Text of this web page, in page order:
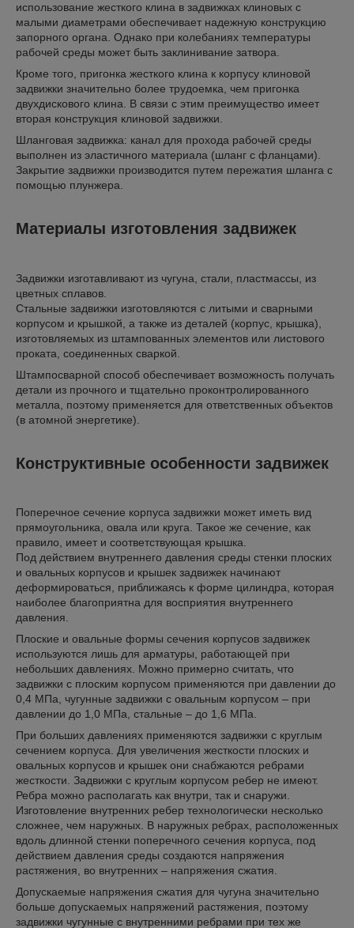
использование жесткого клина в задвижках клиновых с
малыми диаметрами обеспечивает надежную конструкцию
запорного органа. Однако при колебаниях температуры
рабочей среды может быть заклинивание затвора.
Кроме того, пригонка жесткого клина к корпусу клиновой
задвижки значительно более трудоемка, чем пригонка
двухдискового клина. В связи с этим преимущество имеет
вторая конструкция клиновой задвижки.
Шланговая задвижка: канал для прохода рабочей среды
выполнен из эластичного материала (шланг с фланцами).
Закрытие задвижки производится путем пережатия шланга с
помощью плунжера.
Материалы изготовления задвижек
Задвижки изготавливают из чугуна, стали, пластмассы, из
цветных сплавов.
Стальные задвижки изготовляются с литыми и сварными
корпусом и крышкой, а также из деталей (корпус, крышка),
изготовляемых из штампованных элементов или листового
проката, соединенных сваркой.
Штампосварной способ обеспечивает возможность получать
детали из прочного и тщательно проконтролированного
металла, поэтому применяется для ответственных объектов
(в атомной энергетике).
Конструктивные особенности задвижек
Поперечное сечение корпуса задвижки может иметь вид
прямоугольника, овала или круга. Такое же сечение, как
правило, имеет и соответствующая крышка.
Под действием внутреннего давления среды стенки плоских
и овальных корпусов и крышек задвижек начинают
деформироваться, приближаясь к форме цилиндра, которая
наиболее благоприятна для восприятия внутреннего
давления.
Плоские и овальные формы сечения корпусов задвижек
используются лишь для арматуры, работающей при
небольших давлениях. Можно примерно считать, что
задвижки с плоским корпусом применяются при давлении до
0,4 МПа, чугунные задвижки с овальным корпусом – при
давлении до 1,0 МПа, стальные – до 1,6 МПа.
При больших давлениях применяются задвижки с круглым
сечением корпуса. Для увеличения жесткости плоских и
овальных корпусов и крышек они снабжаются ребрами
жесткости. Задвижки с круглым корпусом ребер не имеют.
Ребра можно располагать как внутри, так и снаружи.
Изготовление внутренних ребер технологически несколько
сложнее, чем наружных. В наружных ребрах, расположенных
вдоль длинной стенки поперечного сечения корпуса, под
действием давления среды создаются напряжения
растяжения, во внутренних – напряжения сжатия.
Допускаемые напряжения сжатия для чугуна значительно
больше допускаемых напряжений растяжения, поэтому
задвижки чугунные с внутренними ребрами при тех же